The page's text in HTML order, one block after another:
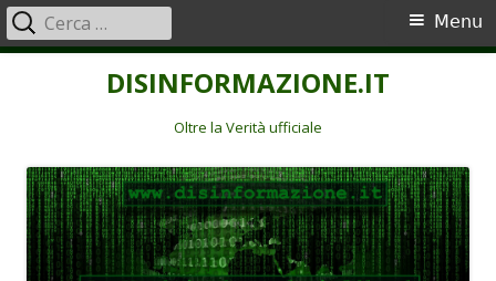
DISINFORMAZIONE.IT
Oltre la Verità ufficiale
Menu
principale
Menu
Ricerca
per: